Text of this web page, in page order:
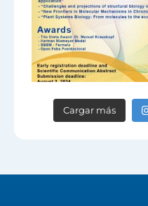
Cargar más